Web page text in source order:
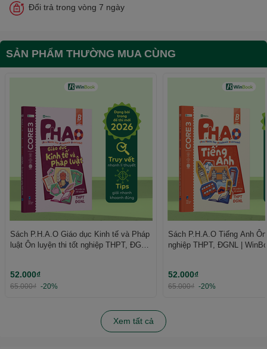
Đổi trả trong vòng 7 ngày
SẢN PHẨM THƯỜNG MUA CÙNG
Sách P.H.A.O Giáo dục Kinh tế và Pháp
luật Ôn luyện thi tốt nghiệp THPT, ĐGNL
52.000₫
65.000₫ -20%
Sách P.H.A.O Tiếng Anh
nghiệp THPT, ĐGNL |
52.000₫
65.000₫ -20%
Xem tất cả